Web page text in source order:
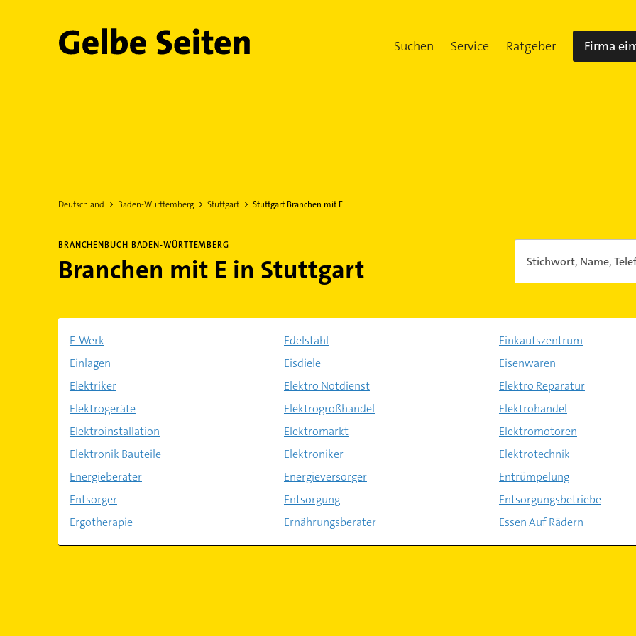
Gelbe Seiten Suchen Service Ratgeber Firma
Deutschland Baden-Württemberg Stuttgart Stuttgart Branchen mit E
BRANCHENBUCH BADEN-WÜRTTEMBERG
Branchen mit E in Stuttgart Stichwort, Name,
E-Werk Edelstahl
Einkaufszentrum
Einlagen
Eisdiele
Eisenwaren
Elektriker
Elektro Notdienst
Elektro Reparatur
Elektrogeräte
Elektrogroßhandel
Elektrohandel
Elektroinstallation
Elektromarkt
Elektromotoren
Elektronik Bauteile
Elektroniker
Elektrotechnik
Energieberater
Energieversorger
Entrümpelung
Entsorger
Entsorgung
Entsorgungsbetriebe
Ergotherapie
Ernährungsberater Essen Auf Rädern